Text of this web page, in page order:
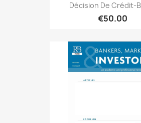
Décision De Crédit-
€50.00